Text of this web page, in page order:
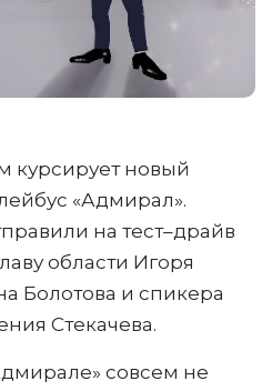
курсирует новый
«Адмирал».
на тест–драйв
области Игоря
Болотова и спикера
Стекачева.
совсем не